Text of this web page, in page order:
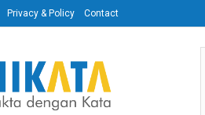
Privacy & Policy Contact